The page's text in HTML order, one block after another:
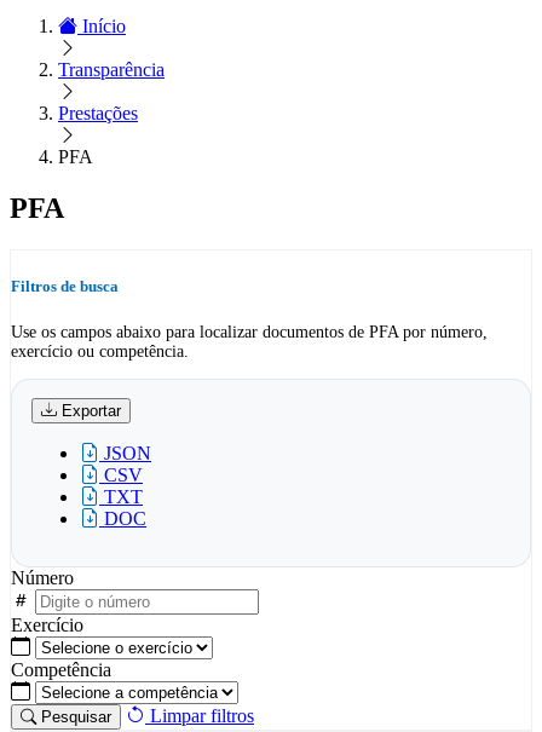
Início
Transparência
Prestações
PFA
PFA
Filtros de busca
Use os campos abaixo para localizar documentos de PFA por número,
exercício ou competência.
Exportar
JSON
CSV
TXT
DOC
Número
Exercício
Competência
Pesquisar Limpar filtros